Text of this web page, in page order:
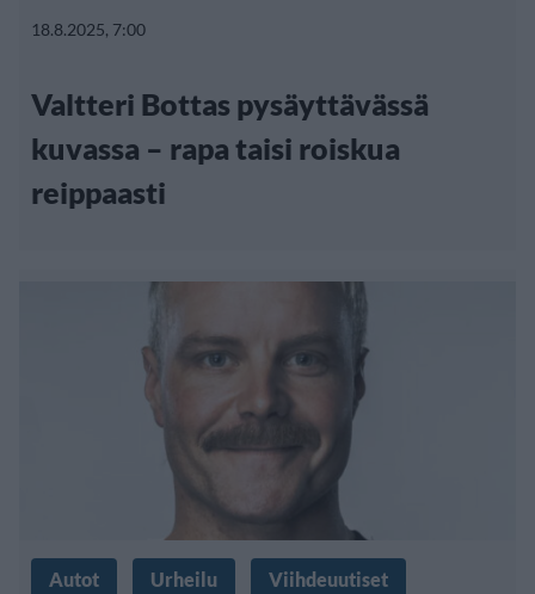
18.8.2025, 7:00
Valtteri Bottas pysäyttävässä
kuvassa – rapa taisi roiskua
reippaasti
Autot Urheilu Viihdeuutiset